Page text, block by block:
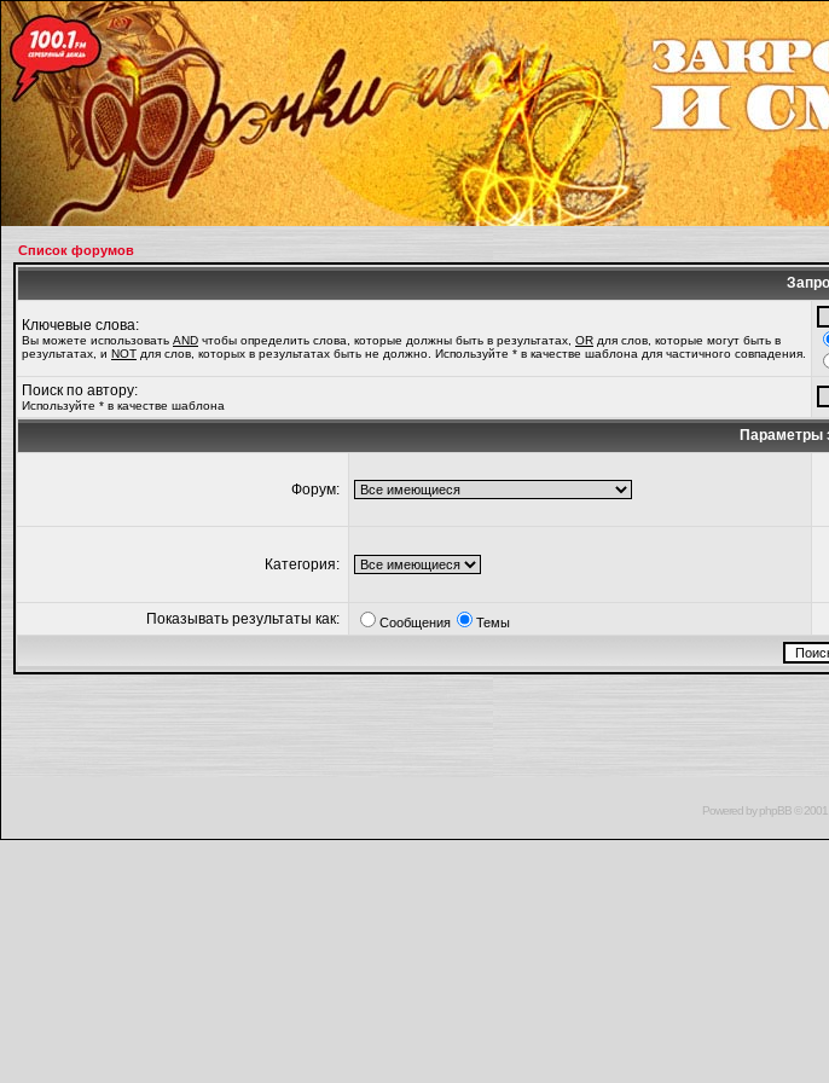
Список форумов
Ключевые слова:
Вы можете использовать AND чтобы определить слова, которые должны быть в результатах, OR для слов, которые могут быть в
результатах, и NOT для слов, которых в результатах быть не должно. Используйте * в качестве шаблона для частичного совпадения.
Поиск по автору:
Используйте * в качестве шаблона
Параметры
Форум:
Категория:
Показывать результаты как: Сообщения Темы
Powered byphpBB©